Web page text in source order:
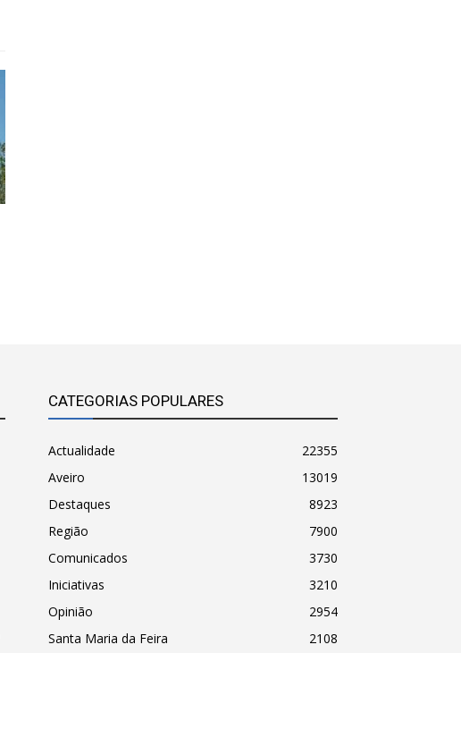
CATEGORIAS POPULARES
Actualidade
22355
Aveiro
13019
Destaques
8923
Região
7900
Comunicados
3730
Iniciativas
3210
Opinião
2954
Santa Maria da Feira
2108